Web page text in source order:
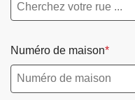
Numéro de maison